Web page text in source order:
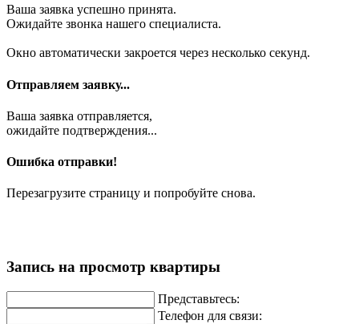
Ваша заявка успешно принята.
Ожидайте звонка нашего специалиста.
Окно автоматически закроется через несколько секунд.
Отправляем заявку...
Ваша заявка отправляется,
ожидайте подтверждения...
Ошибка отправки!
Перезагрузите страницу и попробуйте снова.
Запись на просмотр квартиры
Представьтесь:
Телефон для связи: